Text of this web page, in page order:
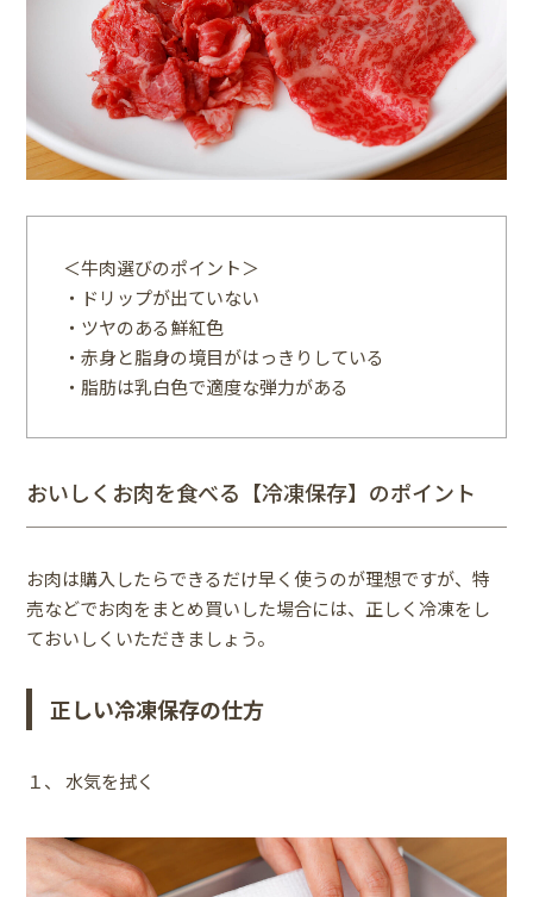
＜牛肉選びのポイント＞
・ドリップが出ていない
・ツヤのある鮮紅色
・赤身と脂身の境目がはっきりしている
・脂肪は乳白色で適度な弾力がある
おいしくお肉を食べる【冷凍保存】のポイント
お肉は購入したらできるだけ早く使うのが理想ですが、特
売などでお肉をまとめ買いした場合には、正しく冷凍をし
ておいしくいただきましょう。
正しい冷凍保存の仕方
１、 水気を拭く